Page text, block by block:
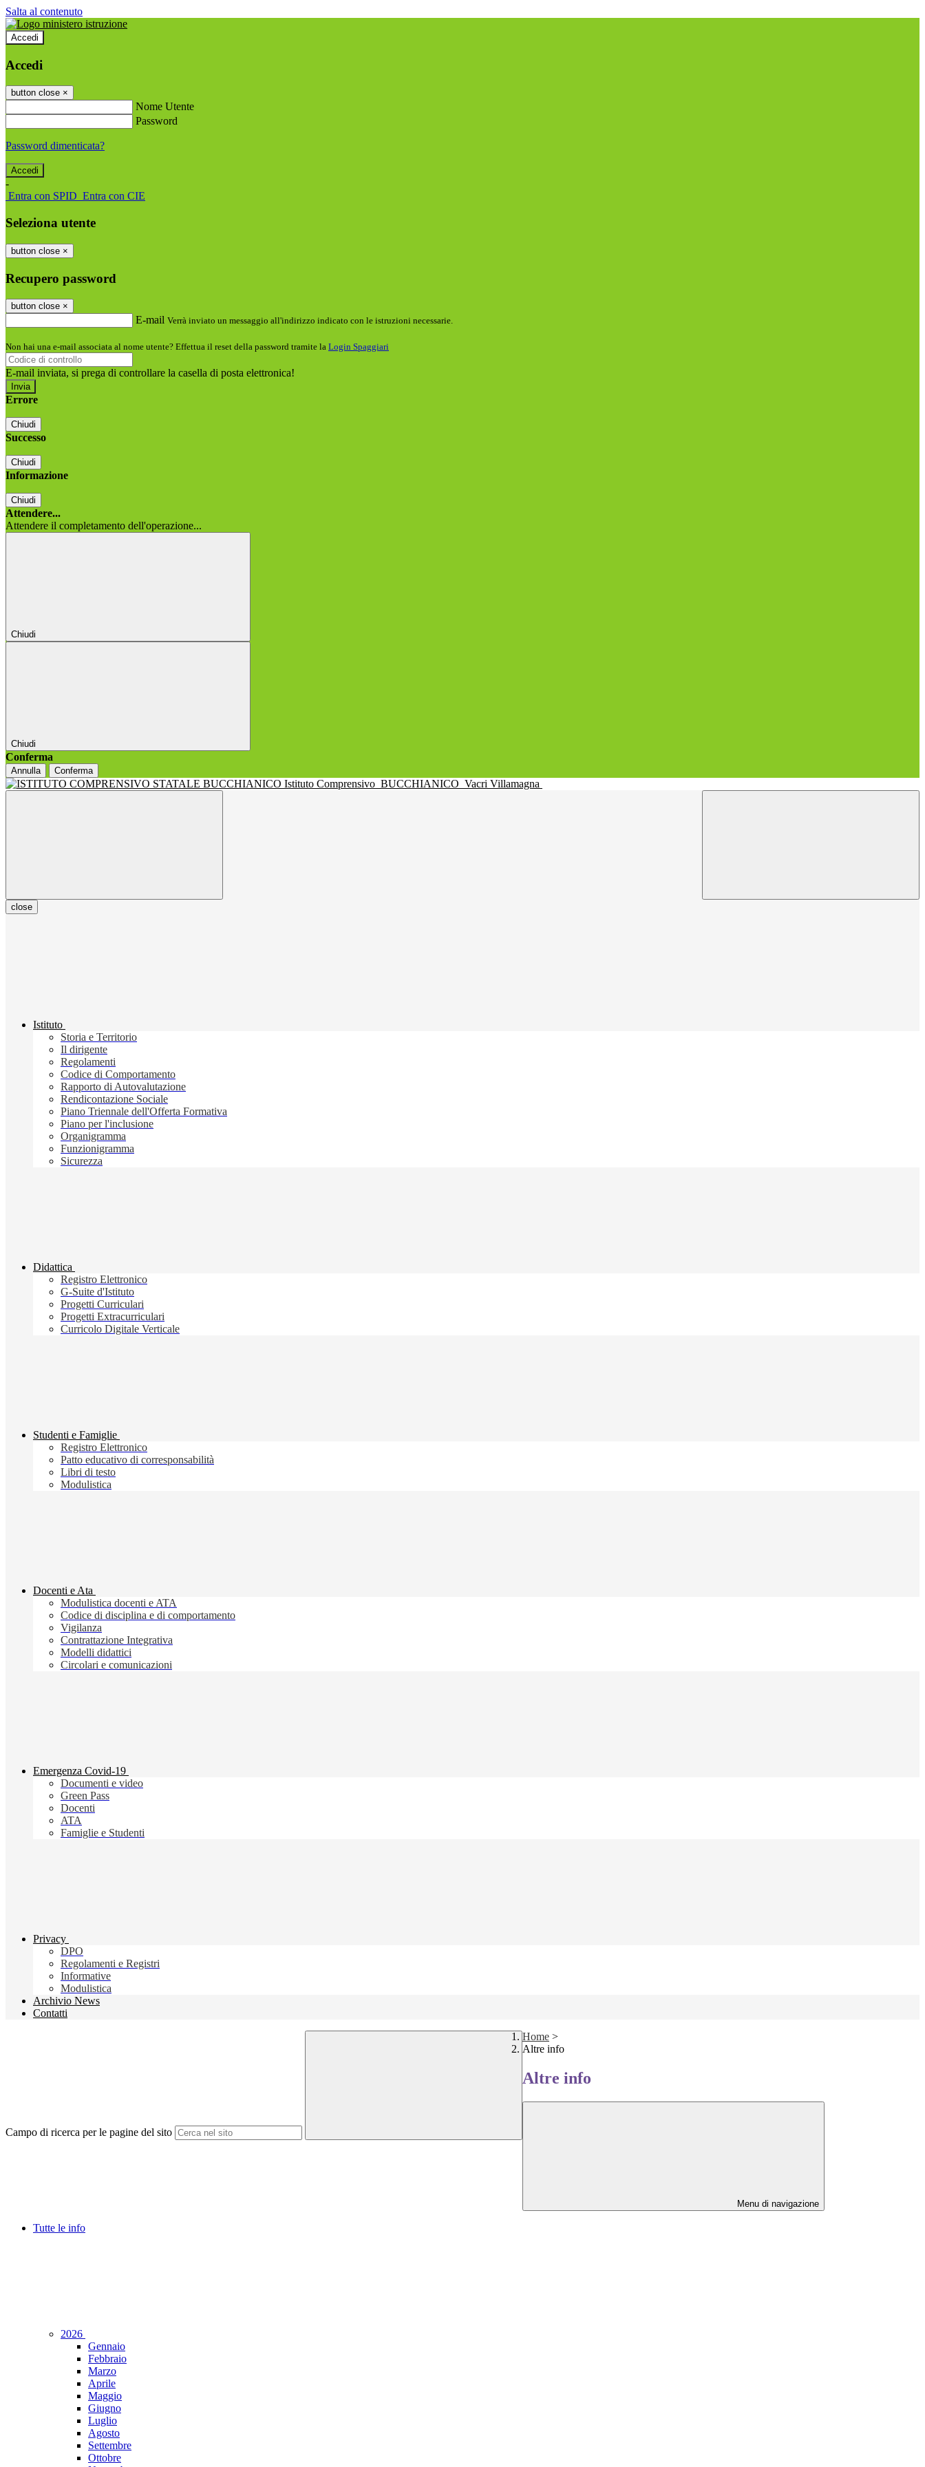
Salta al contenuto
Accedi
Accedi
button close ×
Nome Utente
Password
Password dimenticata?
-
Entra con SPID Entra con CIE
Seleziona utente
button close ×
Recupero password
button close ×
E-mail Verrà inviato un messaggio all'indirizzo indicato con le istruzioni necessarie.
Non hai una e-mail associata al nome utente? Effettua il reset della password tramite la Login Spaggiari
E-mail inviata, si prega di controllare la casella di posta elettronica!
Errore
Chiudi
Successo
Chiudi
Informazione
Chiudi
Attendere...
Attendere il completamento dell'operazione...
Chiudi
Chiudi
Conferma
Annulla Conferma
Istituto Comprensivo BUCCHIANICO Vacri Villamagna
close
Istituto
Storia e Territorio
Il dirigente
Regolamenti
Codice di Comportamento
Rapporto di Autovalutazione
Rendicontazione Sociale
Piano Triennale dell'Offerta Formativa
Piano per l'inclusione
Organigramma
Funzionigramma
Sicurezza
Didattica
Registro Elettronico
G-Suite d'Istituto
Progetti Curriculari
Progetti Extracurriculari
Curricolo Digitale Verticale
Studenti e Famiglie
Registro Elettronico
Patto educativo di corresponsabilità
Libri di testo
Modulistica
Docenti e Ata
Modulistica docenti e ATA
Codice di disciplina e di comportamento
Vigilanza
Contrattazione Integrativa
Modelli didattici
Circolari e comunicazioni
Emergenza Covid-19
Documenti e video
Green Pass
Docenti
ATA
Famiglie e Studenti
Privacy
DPO
Regolamenti e Registri
Informative
Modulistica
Archivio News
Contatti
Campo di ricerca per le pagine del sito
Home >
Altre info
Altre info
Menu di navigazione
Tutte le info
2026
Gennaio
Febbraio
Marzo
Aprile
Maggio
Giugno
Luglio
Agosto
Settembre
Ottobre